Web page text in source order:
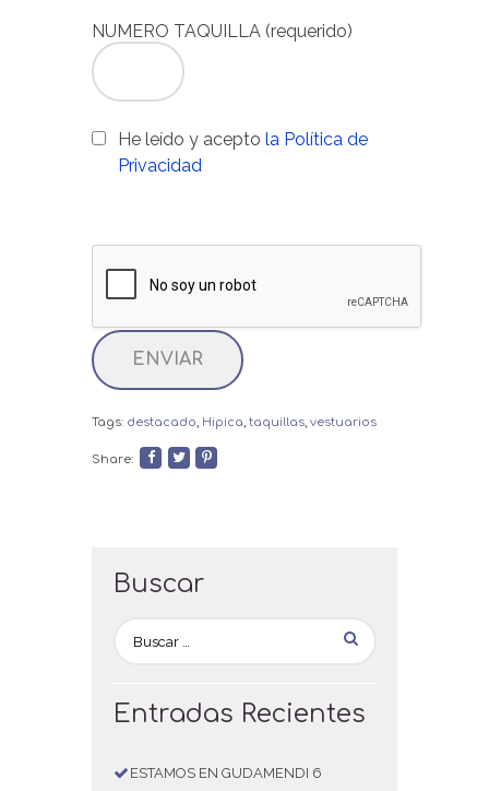
NUMERO TAQUILLA (requerido)
He leído y acepto la Política de
Privacidad
Tags: destacado, Hipica, taquillas, vestuarios
Share:
Buscar
Entradas Recientes
ESTAMOS EN GUDAMENDI 6